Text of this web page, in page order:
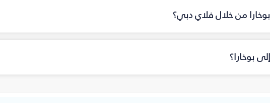
من خلال فلاي دبي؟
بوخارا؟